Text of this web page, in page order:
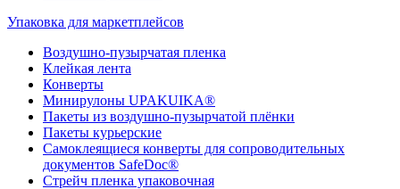
Упаковка для маркетплейсов
Воздушно-пузырчатая пленка
Клейкая лента
Конверты
Минирулоны UPAKUIKA®
Пакеты из воздушно-пузырчатой плёнки
Пакеты курьерские
Самоклеящиеся конверты для сопроводительных
документов SafeDoc®
Стрейч пленка упаковочная